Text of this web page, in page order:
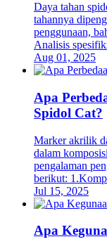
Daya tahan
tahannya
penggunaan,
Analisis
Aug 01, 2025
Apa
Spidol Cat?
Marker akrilik
dalam
pengalaman
berikut:
Jul 15, 2025
Apa